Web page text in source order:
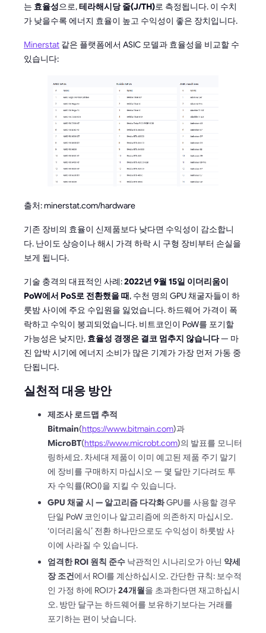
는 효율성으로,테라해시당 줄(J/TH)로 측정됩니다. 이 수치
가 낮을수록 에너지 효율이 높고 수익성이 좋은 장치입니다.
Minerstat 같은 플랫폼에서 ASIC 모델과 효율성을 비교할 수
있습니다:
출처: minerstat.com/hardware
기존 장비의 효율이 신제품보다 낮다면 수익성이 감소합니
다. 난이도 상승이나 해시 가격 하락 시 구형 장비부터 손실을
보게 됩니다.
기술 충격의 대표적인 사례:2022년 9월 15일 이더리움이
PoW에서 PoS로 전환했을 때, 수천 명의 GPU 채굴자들이 하
룻밤 사이에 주요 수입원을 잃었습니다. 하드웨어 가격이 폭
락하고 수익이 붕괴되었습니다. 비트코인이 PoW를 포기할
가능성은 낮지만, 효율성 경쟁은 결코 멈추지 않습니다— 마
진 압박 시기에 에너지 소비가 많은 기계가 가장 먼저 가동 중
단됩니다.
실천적 대응 방안
제조사 로드맵 추적
Bitmain(https://www.bitmain.com)과
MicroBT(https://www.microbt.com)의 발표를 모니터
링하세요. 차세대 제품이 이미 예고된 제품 주기 말기
에 장비를 구매하지 마십시오 — 몇 달만 기다려도 투
자 수익률(ROI)을 지킬 수 있습니다.
GPU 채굴 시 — 알고리즘 다각화GPU를 사용할 경우
단일 PoW 코인이나 알고리즘에 의존하지 마십시오.
‘이더리움식’ 전환 하나만으로도 수익성이 하룻밤 사
이에 사라질 수 있습니다.
엄격한 ROI 원칙 준수 낙관적인 시나리오가 아닌 약세
장 조건에서 ROI를 계산하십시오. 간단한 규칙: 보수적
인 가정 하에 ROI가24개월을 초과한다면 재고하십시
오. 방만 달구는 하드웨어를 보유하기보다는 거래를
포기하는 편이 낫습니다.